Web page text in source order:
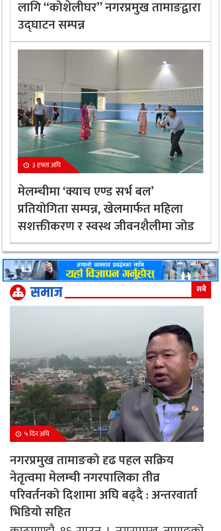
लागि “कोशेलीघर” नगरप्रमुख तामाङद्वारा
उद्घाटन सम्पन्न
३ हफ्ता अघि
मेलम्चीमा ‘क्याच एण्ड सर्भ बल’
प्रतियोगिता सम्पन्न, खेलमार्फत महिला
सशक्तीकरण र स्वस्थ जीवनशैलीमा जोड
समाज सबै
५ दिन अघि
नगरप्रमुख तामाङको दृढ पहल सक्रिय
नेतृत्वमा मेलम्ची नगरपालिका तीव्र
परिवर्तनको दिशामा अघि बढ्दै : अन्तरवार्ता
भिडियो सहित